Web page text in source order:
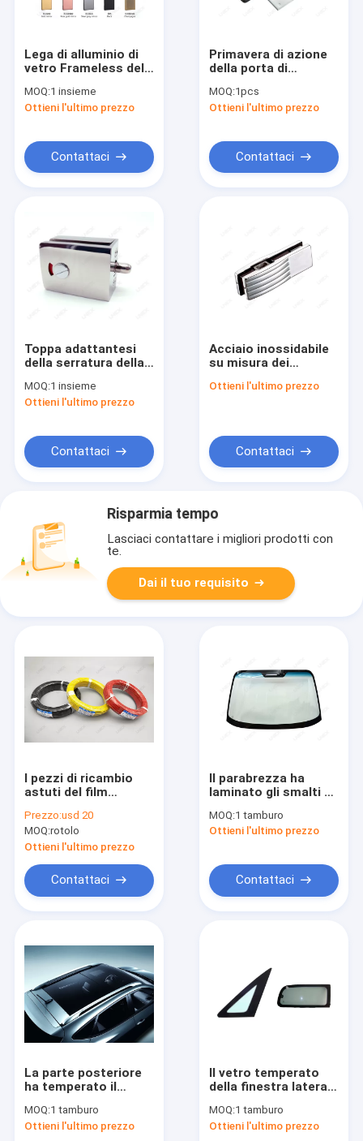
Lega di alluminio di
vetro Frameless del
toppa della porta
dell'hardware 12mm
MOQ:1 insieme
Ottieni l'ultimo prezzo
Contattaci
Primavera di azione
della porta di
di pavimento della
cerniera di angolo di
di cardini
MOQ:1pcs
Ottieni l'ultimo prezzo
Contattaci
Toppa adattantesi
della serratura della
Frameless del piatto
di acciaio
MOQ:1 insieme
Ottieni l'ultimo prezzo
Contattaci
Acciaio inossidabile
su misura dei
inferiori di vetro
Ottieni l'ultimo prezzo
Contattaci
Risparmia tempo
Lasciaci contattare i migliori prodotti con
te.
Dai il tuo requisito
I pezzi di ricambio
astuti del film
rame placcato
Prezzo:usd 20
MOQ:rotolo
Ottieni l'ultimo prezzo
Contattaci
Il parabrezza ha
laminato gli smalti di
l'automobile del
fuoco di Ez ha
MOQ:1 tamburo
Ottieni l'ultimo prezzo
Contattaci
La parte posteriore
ha temperato il
vetro della vernice a
smalto del radiatore
MOQ:1 tamburo
Ottieni l'ultimo prezzo
Il vetro temperato
della finestra laterale
automobilistico
MOQ:1 tamburo
Ottieni l'ultimo prezzo